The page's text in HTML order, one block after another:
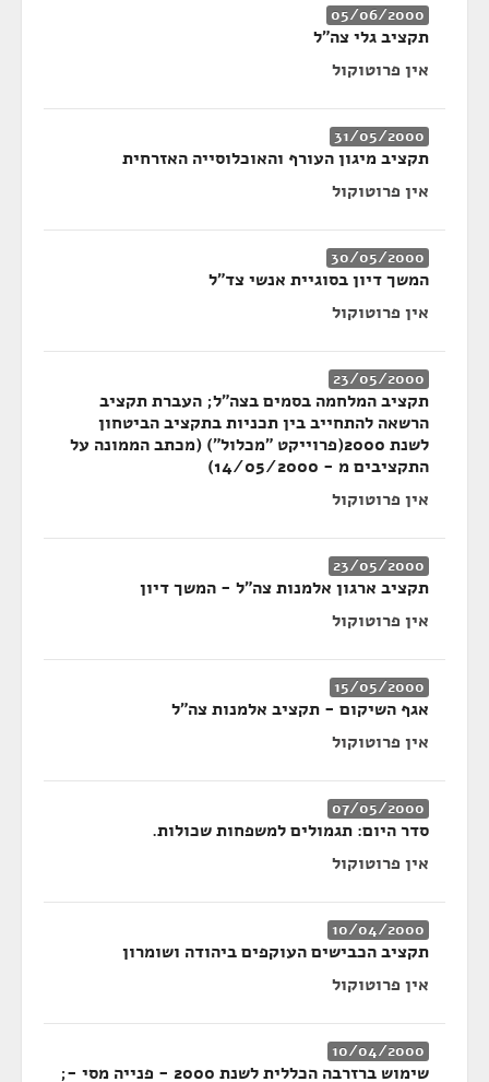
05/06/2000
תקציב גלי צה"ל
אין פרוטוקול
31/05/2000
תקציב מיגון העורף והאוכלוסייה האזרחית
אין פרוטוקול
30/05/2000
המשך דיון בסוגיית אנשי צד"ל
אין פרוטוקול
23/05/2000
תקציב המלחמה בסמים בצה"ל; העברת תקציב
הרשאה להתחייב בין תכניות בתקציב הביטחון
לשנת 2000(פרוייקט "מכלול") (מכתב הממונה על
התקציבים מ - 14/05/2000)
אין פרוטוקול
23/05/2000
תקציב ארגון אלמנות צה"ל - המשך דיון
אין פרוטוקול
15/05/2000
אגף השיקום - תקציב אלמנות צה"ל
אין פרוטוקול
07/05/2000
סדר היום: תגמולים למשפחות שכולות.
אין פרוטוקול
10/04/2000
תקציב הכבישים העוקפים ביהודה ושומרון
אין פרוטוקול
10/04/2000
שימוש ברזרבה הכללית לשנת 2000 - פנייה מסי -;